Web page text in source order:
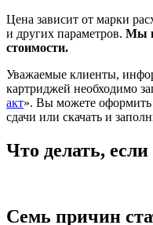
Цена зависит от марки
и других параметров. Мы
стоимости.
Уважаемые клиенты,
картриджей необходимо
акт». Вы можете оформить
сдачи или скачать и
Что делать,
Семь причин